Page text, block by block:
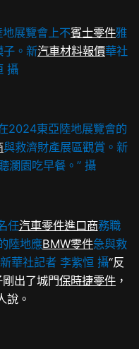
展覽會上不賓士零件雅
子。新汽車材料報價華社
攝
2024東亞陸地展覽會的
與救濟財產展區觀賞。新
瀾園吃早餐。” 攝
任汽車零件進口商務職
陸地應BMW零件急與救
華社記者 李紫恒 攝“反
出了城門保時捷零件 ，
說。